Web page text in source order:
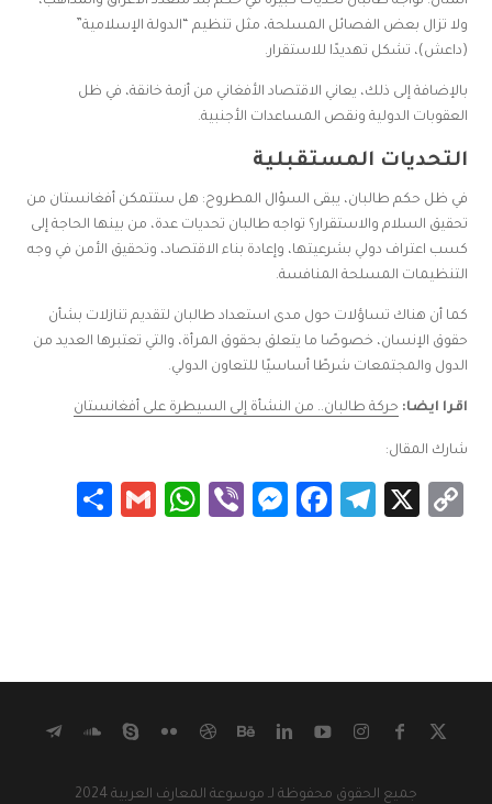
ولا تزال بعض الفصائل المسلحة، مثل تنظيم “الدولة الإسلامية”
(داعش)، تشكل تهديدًا للاستقرار.
بالإضافة إلى ذلك، يعاني الاقتصاد الأفغاني من أزمة خانقة، في ظل
العقوبات الدولية ونقص المساعدات الأجنبية.
التحديات المستقبلية
في ظل حكم طالبان، يبقى السؤال المطروح: هل ستتمكن أفغانستان من
تحقيق السلام والاستقرار؟ تواجه طالبان تحديات عدة، من بينها الحاجة إلى
كسب اعتراف دولي بشرعيتها، وإعادة بناء الاقتصاد، وتحقيق الأمن في وجه
التنظيمات المسلحة المنافسة.
كما أن هناك تساؤلات حول مدى استعداد طالبان لتقديم تنازلات بشأن
حقوق الإنسان، خصوصًا ما يتعلق بحقوق المرأة، والتي تعتبرها العديد من
الدول والمجتمعات شرطًا أساسيًا للتعاون الدولي.
اقرا ايضا: حركة طالبان.. من النشأة إلى السيطرة على أفغانستان
شارك المقال:
Copy
X
Telegram
Facebook
Messenger
Viber
WhatsApp
Gmail
جميع الحقوق محفوظة لـ موسوعة المعارف العربية 2024